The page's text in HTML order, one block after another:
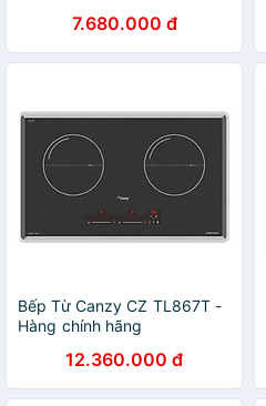
7.680.000 đ
Bếp Từ Canzy CZ TL867T -
Hàng chính hãng
12.360.000 đ